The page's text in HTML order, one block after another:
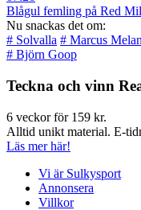
Blågul femling på Red
Nu snackas det om:
# Solvalla # Marcus
# Björn Goop
Teckna och vinn
6 veckor för 159 kr.
Alltid unikt material. E-
Läs mer här!
Vi är Sulkysport
Annonsera
Villkor